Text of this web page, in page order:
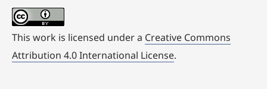
This work is licensed under a Creative Commons
Attribution 4.0 International License.